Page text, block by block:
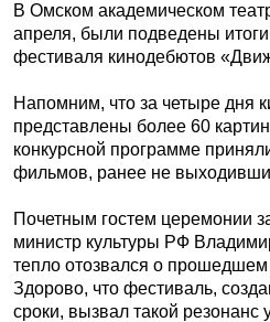
В Омском академическом
апреля, были подведены
фестиваля кинодебютов
Напомним, что за четыре дня
представлены более 60
конкурсной программе
фильмов, ранее не
Почетным гостем церемонии
министр культуры РФ
тепло отозвался о
Здорово, что фестиваль,
сроки, вызвал такой резонанс